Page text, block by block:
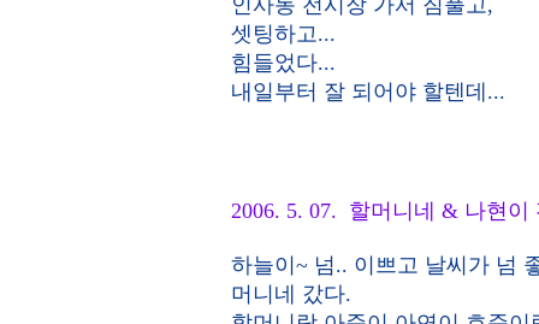
인사동 전시장 가서 짐풀고,
셋팅하고...
힘들었다...
내일부터 잘 되어야 할텐데...
2006. 5. 07. 할머니네 & 나현이
하늘이~ 넘.. 이쁘고 날씨가 넘
머니네 갔다.